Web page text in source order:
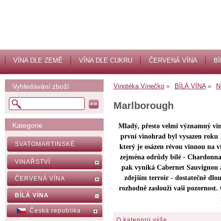
VÍNA DLE ZEMĚ VÍNA DLE CUKRU ČERVENÁ VÍNA
Vinotéka Vínečko BÍLÁ VÍNA
Marlborough
Mladý, přesto velmi významný
první vinohrad byl vysazen roku
který je osázen révou vinnou na
zejména odrůdy bílé -
pak vyniká Cabernet
zdejším terroir - dostatečně
rozhodně zaslouží vaši
Vyhledávání zboží
Kategorie
SVATOMARTINSKÉ
VINAŘSTVÍ
ČERVENÁ VÍNA
BÍLÁ VÍNA
Česká republika